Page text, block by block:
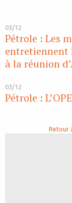
03/12
Pétrole : Les
entretiennent
à la réunion
03/12
Pétrole :
Retour